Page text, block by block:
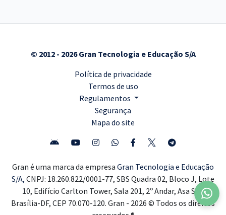
© 2012 - 2026 Gran Tecnologia e Educação S/A
Política de privacidade
Termos de uso
Regulamentos
Segurança
Mapa do site
Gran é uma marca da empresa Gran Tecnologia e Educação
S/A, CNPJ: 18.260.822/0001-77, SBS Quadra 02, Bloco J, Lote
10, Edifício Carlton Tower, Sala 201, 2º Andar, Asa Sul,
Brasília-DF, CEP 70.070-120. Gran - 2026 © Todos os direitos